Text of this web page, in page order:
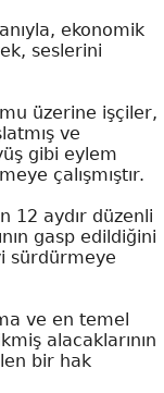
ekonomik
seslerini
üzerine işçiler,
ve
gibi eylem
çalışmıştır.
12 aydır düzenli
gasp edildiğini
sürdürmeye
ve en temel
alacaklarının
bir hak